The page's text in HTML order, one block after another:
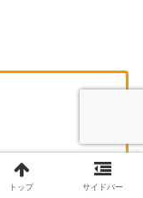
トップ サイドバー